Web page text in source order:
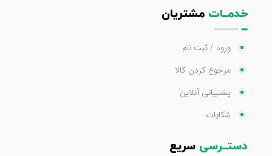
خدمــات مشتریان
ورود / ثبت نام
مرجوع کردن کالا
پشتیبانی آنلاین
شکایات
دستــرسی سریع